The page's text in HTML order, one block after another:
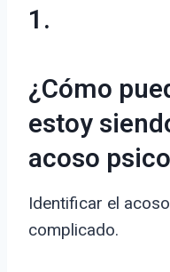
1.
¿Cómo
estoy
acoso
Identificar el
complicado.